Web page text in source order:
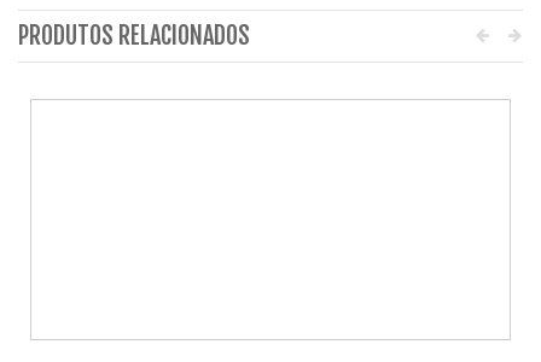
PRODUTOS RELACIONADOS